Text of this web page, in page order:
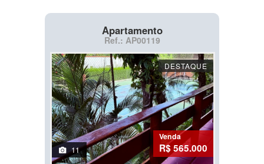
Apartamento
Ref.: AP00119
DESTAQUE
11
Venda
R$ 565.000